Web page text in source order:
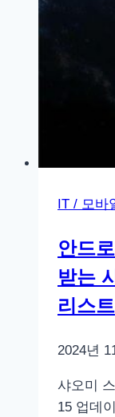
IT / 모바
안드
받는
리스트
2024년
샤오미
15 업데